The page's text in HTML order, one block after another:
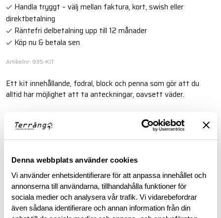
Denna webbplats använder cookies
Vi använder enhetsidentifierare för att anpassa innehållet och
annonserna till användarna, tillhandahålla funktioner för
sociala medier och analysera vår trafik. Vi vidarebefordrar
även sådana identifierare och annan information från din
Handla tryggt – välj mellan faktura, kort, swish eller
direktbetalning
Räntefri delbetalning upp till 12 månader
Köp nu & betala sen
Artikelnr: 935-KIT
Ett kit innehållande, fodral, block och penna som gör att du
alltid har möjlighet att ta anteckningar, oavsett väder.
BESKRIVNING
RECENSIONER
OM VARUMÄRKET